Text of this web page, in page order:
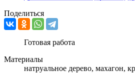
Поделиться
Готовая работа
Материалы
натруальное дерево, махагон,